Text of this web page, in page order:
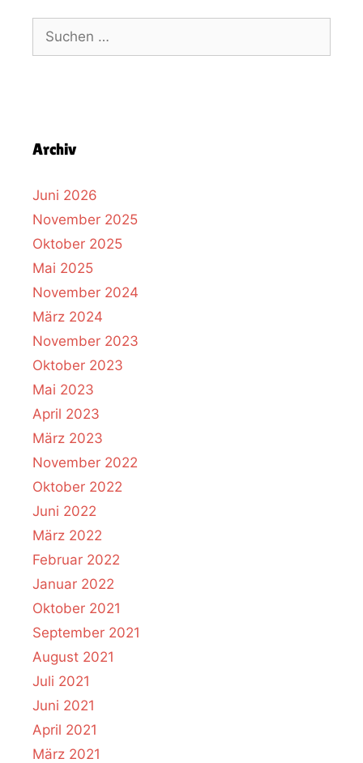
Archiv
Juni 2026
November 2025
Oktober 2025
Mai 2025
November 2024
März 2024
November 2023
Oktober 2023
Mai 2023
April 2023
März 2023
November 2022
Oktober 2022
Juni 2022
März 2022
Februar 2022
Januar 2022
Oktober 2021
September 2021
August 2021
Juli 2021
Juni 2021
April 2021
März 2021